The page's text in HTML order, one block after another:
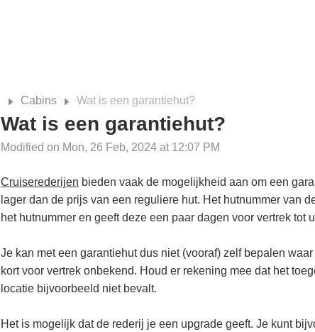
Cabins Wat is een garantiehut?
Wat is een garantiehut?
Modified on Mon, 26 Feb, 2024 at 12:07 PM
Cruiserederijen bieden vaak de mogelijkheid aan om een
lager dan de prijs van een reguliere hut. Het hutnummer van
het hutnummer en geeft deze een paar dagen voor vertrek tot
Je kan met een garantiehut dus niet (vooraf) zelf bepalen
kort voor vertrek onbekend. Houd er rekening mee dat het
locatie bijvoorbeeld niet bevalt.
Het is mogelijk dat de rederij je een upgrade geeft. Je kunt